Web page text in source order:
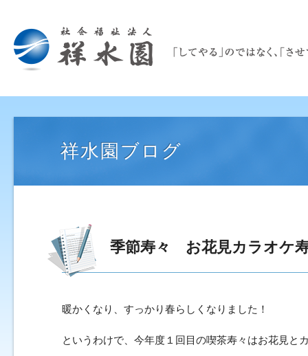
祥水園ブログ
季節寿々 お花見カラオケ
暖かくなり、すっかり春らしくなりました！
というわけで、今年度１回目の喫茶寿々はお花見と